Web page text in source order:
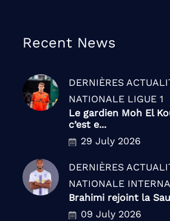
Recent News
DERNIÈRES
NATIONALE LIGUE 1
Le gardien Moh El
c’est e...
29 July 2026
DERNIÈRES
NATIONALE
Brahimi rejoint la
09 July 2026